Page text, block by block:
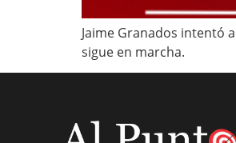
Jaime Granados intentó
sigue en marcha.